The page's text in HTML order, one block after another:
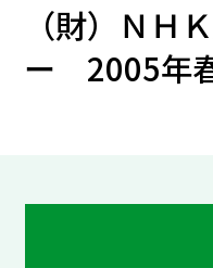
（財）ＮＨ
ー 2005年